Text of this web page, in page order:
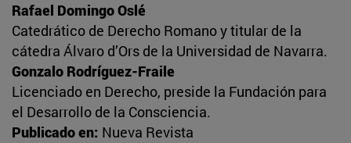
Rafael Domingo Oslé
Catedrático de Derecho Romano y titular de la
cátedra Álvaro d’Ors de la Universidad de Navarra.
Gonzalo Rodríguez-Fraile
Licenciado en Derecho, preside la Fundación para
el Desarrollo de la Consciencia.
Publicado en: Nueva Revista